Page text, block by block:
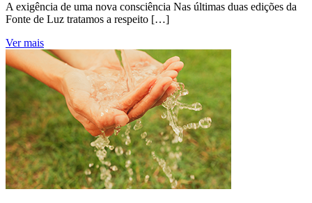
A exigência de uma nova consciência Nas últimas duas edições da
Fonte de Luz tratamos a respeito […]
Ver mais